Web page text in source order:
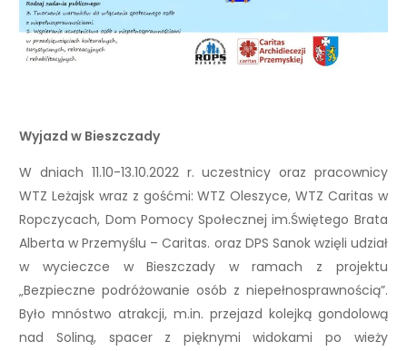
Wyjazd w Bieszczady
W dniach 11.10-13.10.2022 r. uczestnicy oraz pracownicy
WTZ Leżajsk wraz z gośćmi:WTZ Oleszyce,WTZ Caritas w
Ropczycach, Dom Pomocy Społecznej im.Świętego Brata
Alberta w Przemyślu – Caritas. oraz DPS Sanok wzięli udział
w wycieczce w Bieszczady w ramach z projektu
„Bezpieczne podróżowanie osób z niepełnosprawnością”.
Było mnóstwo atrakcji, m.in. przejazd kolejką gondolową
nad Soliną, spacer z pięknymi widokami po wieży